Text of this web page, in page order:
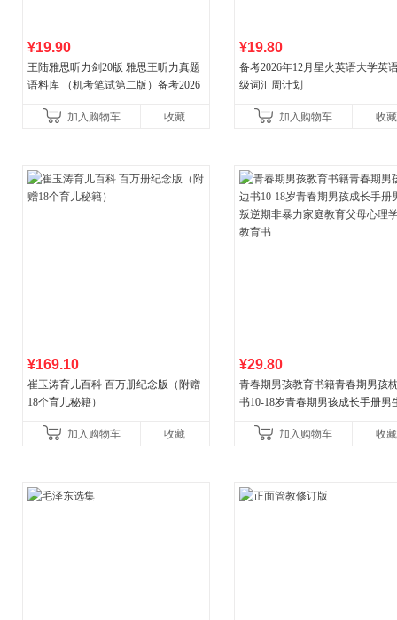
¥19.90
王陆雅思听力剑20版 雅思王听力真题
语料库 （机考笔试第二版）备考2026
新增在
加入购物车 收藏
¥19.80
备考2026年12月星火英语大学英
级词汇周计划
加入购物车 收藏
¥169.10
崔玉涛育儿百科 百万册纪念版（附赠
18个育儿秘籍）
加入购物车 收藏
¥29.80
青春期男孩教育书籍青春期男孩
书10-18岁青春期男孩成长手册男
育书
加入购物车 收藏